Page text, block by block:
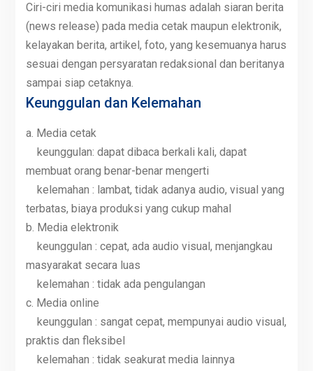
Ciri-ciri media komunikasi humas adalah siaran berita
(news release) pada media cetak maupun elektronik,
kelayakan berita, artikel, foto, yang kesemuanya harus
sesuai dengan persyaratan redaksional dan beritanya
sampai siap cetaknya.
Keunggulan dan Kelemahan
a. Media cetak
keunggulan: dapat dibaca berkali kali, dapat
membuat orang benar-benar mengerti
kelemahan : lambat, tidak adanya audio, visual yang
terbatas, biaya produksi yang cukup mahal
b. Media elektronik
keunggulan : cepat, ada audio visual, menjangkau
masyarakat secara luas
kelemahan : tidak ada pengulangan
c. Media online
keunggulan : sangat cepat, mempunyai audio visual,
praktis dan fleksibel
kelemahan : tidak seakurat media lainnya